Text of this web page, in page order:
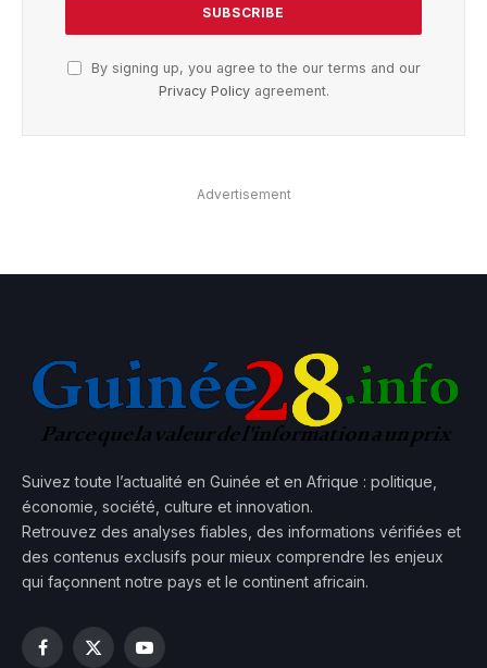
By signing up, you agree to the our terms and our
Privacy Policyagreement.
Advertisement
Suivez toute l’actualité en Guinée et en Afrique : politique,
économie, société, culture et innovation.
Retrouvez des analyses fiables, des informations vérifiées et
des contenus exclusifs pour mieux comprendre les enjeux
qui façonnent notre pays et le continent africain.
Facebook
X
YouTube